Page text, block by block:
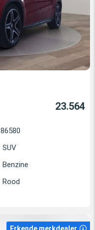
23.564
86580
SUV
Benzine
Rood
Erkende merkdealer